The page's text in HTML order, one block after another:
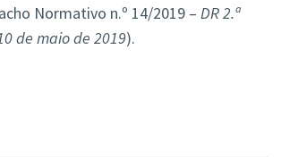
Normativo n.º 14/2019 – DR 2.ª
de maio de 2019).